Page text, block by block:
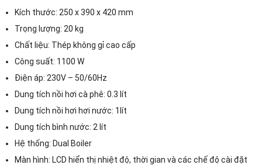
gốc
là:
45.900.000đ.
hiện
tại
là:
44.500.000đ.
Kích thước: 250 x 390 x 420 mm
Trọng lượng: 20 kg
Chất liệu: Thép không gỉ cao cấp
Công suất: 1100 W
Điện áp: 230V – 50/60Hz
Dung tích nồi hơi cà phê: 0.3 lít
Dung tích nồi hơi hơi nước: 1lít
Dung tích bình nước: 2 lít
Hệ thống: Dual Boiler
Màn hình: LCD hiển thị nhiệt độ, thời gian và các chế độ cài đặt